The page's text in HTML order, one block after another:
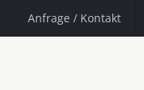
Anfrage / Kontakt